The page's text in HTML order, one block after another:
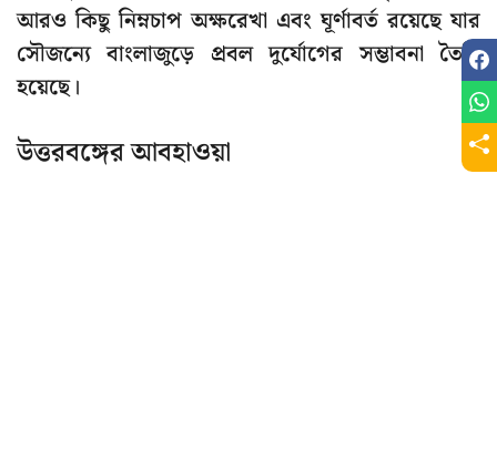
আরও কিছু নিম্নচাপ অক্ষরেখা এবং ঘূর্ণাবর্ত রয়েছে যার
সৌজন্যে বাংলাজুড়ে প্রবল দুর্যোগের সম্ভাবনা তৈরি
হয়েছে।
উত্তরবঙ্গের আবহাওয়া